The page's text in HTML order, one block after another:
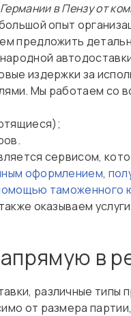
в Пензу от
опыт
предложить
издержки за
Мы работаем со
сервисом,
оформлением,
таможенного
оказываем
в
различные типы
от размера